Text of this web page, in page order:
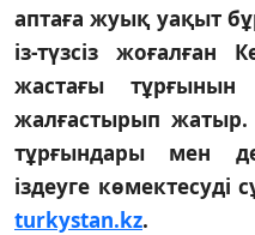
аптаға жуық уақыт
із-түзсіз
жастағы тұрғынын
жалғастырып жатыр.
тұрғындары мен
іздеуге
turkystan.kz.